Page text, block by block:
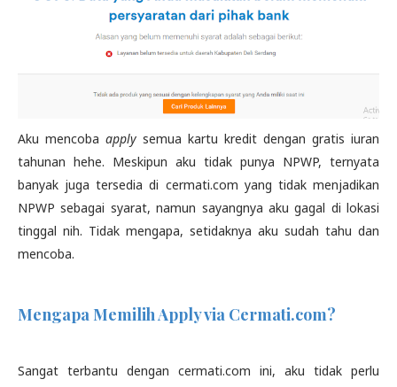
Aku mencoba apply semua kartu kredit dengan gratis iuran
tahunan hehe. Meskipun aku tidak punya NPWP, ternyata
banyak juga tersedia di cermati.com yang tidak menjadikan
NPWP sebagai syarat, namun sayangnya aku gagal di lokasi
tinggal nih. Tidak mengapa, setidaknya aku sudah tahu dan
mencoba.
Mengapa Memilih Apply via Cermati.com?
Sangat terbantu dengan cermati.com ini, aku tidak perlu